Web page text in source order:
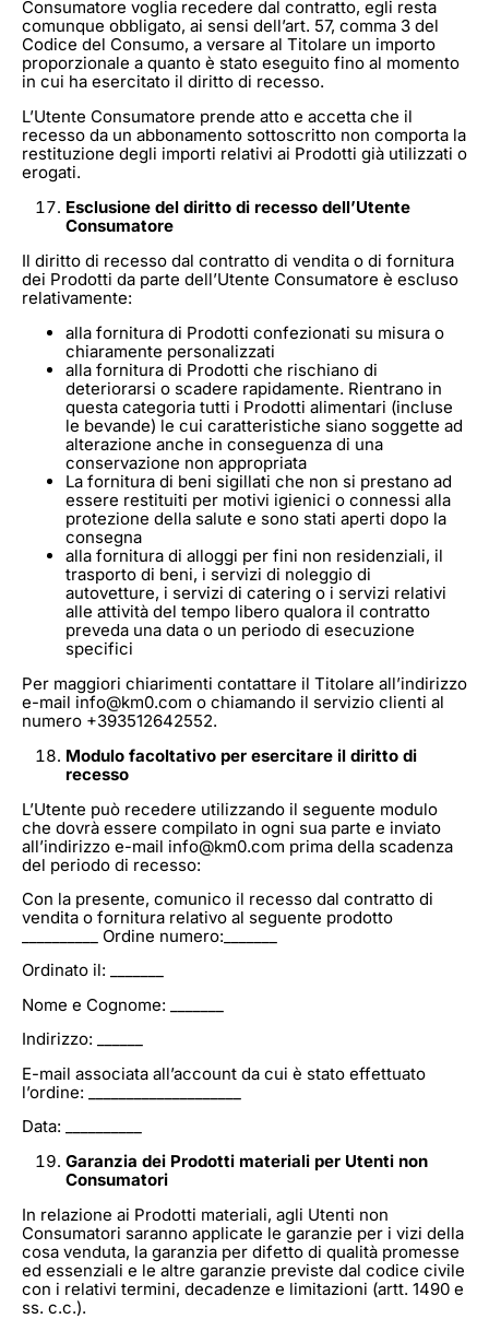
Consumatore voglia recedere dal contratto, egli resta
comunque obbligato, ai sensi dell’art. 57, comma 3 del
Codice del Consumo, a versare al Titolare un importo
proporzionale a quanto è stato eseguito fino al momento
in cui ha esercitato il diritto di recesso.
L’Utente Consumatore prende atto e accetta che il
recesso da un abbonamento sottoscritto non comporta la
restituzione degli importi relativi ai Prodotti già utilizzati o
erogati.
Esclusione del diritto di recesso dell’Utente
Consumatore
Il diritto di recesso dal contratto di vendita o di fornitura
dei Prodotti da parte dell’Utente Consumatore è escluso
relativamente:
alla fornitura di Prodotti confezionati su misura o
chiaramente personalizzati
alla fornitura di Prodotti che rischiano di
deteriorarsi o scadere rapidamente. Rientrano in
questa categoria tutti i Prodotti alimentari (incluse
le bevande) le cui caratteristiche siano soggette ad
alterazione anche in conseguenza di una
conservazione non appropriata
La fornitura di beni sigillati che non si prestano ad
essere restituiti per motivi igienici o connessi alla
protezione della salute e sono stati aperti dopo la
consegna
alla fornitura di alloggi per fini non residenziali, il
trasporto di beni, i servizi di noleggio di
autovetture, i servizi di catering o i servizi relativi
alle attività del tempo libero qualora il contratto
preveda una data o un periodo di esecuzione
specifici
Per maggiori chiarimenti contattare il Titolare all’indirizzo
e-mail info@km0.com o chiamando il servizio clienti al
numero +393512642552.
Modulo facoltativo per esercitare il diritto di
recesso
L’Utente può recedere utilizzando il seguente modulo
che dovrà essere compilato in ogni sua parte e inviato
all’indirizzo e-mail info@km0.com prima della scadenza
del periodo di recesso:
Con la presente, comunico il recesso dal contratto di
vendita o fornitura relativo al seguente prodotto
__________ Ordine numero:_______
Ordinato il: _______
Nome e Cognome: _______
Indirizzo: ______
E-mail associata all’account da cui è stato effettuato
l’ordine: ____________________
Data: __________
Garanzia dei Prodotti materiali per Utenti non
Consumatori
In relazione ai Prodotti materiali, agli Utenti non
Consumatori saranno applicate le garanzie per i vizi della
cosa venduta, la garanzia per difetto di qualità promesse
ed essenziali e le altre garanzie previste dal codice civile
con i relativi termini, decadenze e limitazioni (artt. 1490 e
ss. c.c.).